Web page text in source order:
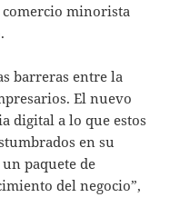
minorista
barreras entre la
El nuevo
digital a lo que estos
en su
paquete de
del negocio”,